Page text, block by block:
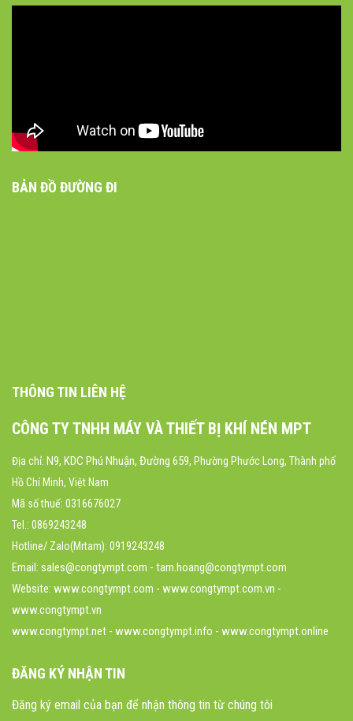
BẢN ĐỒ ĐƯỜNG ĐI
THÔNG TIN LIÊN HỆ
CÔNG TY TNHH MÁY VÀ THIẾT BỊ KHÍ NÉN MPT
Địa chỉ: N9, KDC Phú Nhuận, Đường 659, Phường Phước Long, Thành phố
Hồ Chí Minh, Việt Nam
Mã số thuế: 0316676027
Tel.: 0869243248
Hotline/ Zalo(Mrtam): 0919243248
Email: sales@congtympt.com - tam.hoang@congtympt.com
Website: www.congtympt.com - www.congtympt.com.vn -
www.congtympt.vn
www.congtympt.net - www.congtympt.info - www.congtympt.online
ĐĂNG KÝ NHẬN TIN
Đăng ký email của bạn để nhận thông tin từ chúng tôi